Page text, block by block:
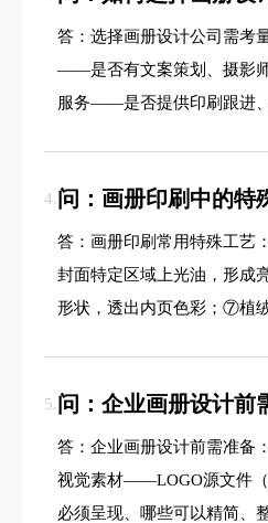
答：选择画册设计公司需
——是否有文案策划、摄影
服务——是否提供印刷跟进
4.问：画册印刷中的特
答：画册印刷常用特殊工
封面特定区域上光油，形
形状，透出内页色彩；⑦植
5.问：企业画册设计前
答：企业画册设计前需准
视觉素材——LOGO源文件
必须呈现、哪些可以精简、